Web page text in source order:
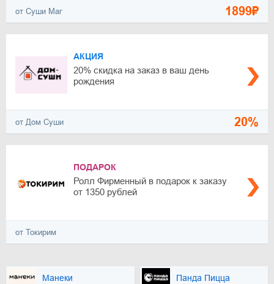
от Суши Маг 1899₽
АКЦИЯ
20% скидка на заказ в ваш день
рождения
от Дом Суши 20%
ПОДАРОК
Ролл Фирменный в подарок к заказу
от 1350 рублей
от Токирим
Манеки Панда Пицца